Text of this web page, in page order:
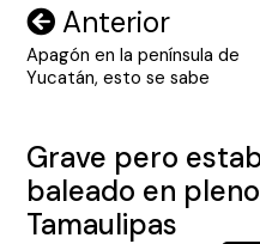
Navegación
de
Anterior
Apagón en la península de
Yucatán, esto se sabe
Grave pero
baleado en
Tamaulipas